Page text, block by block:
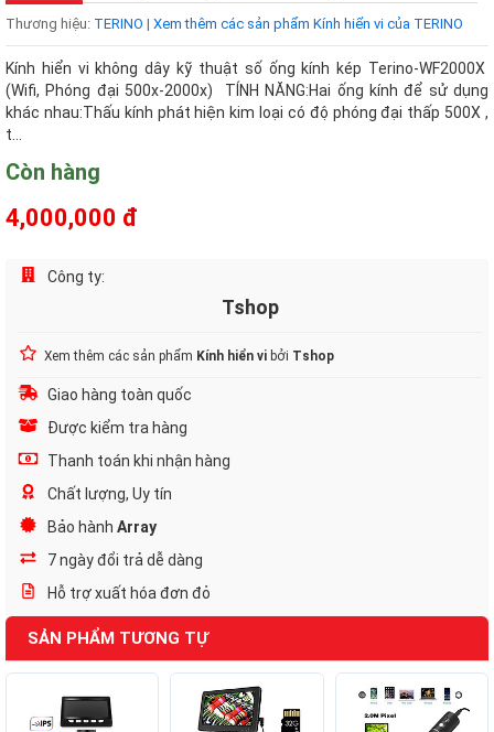
Thương hiệu: TERINO | Xem thêm các sản phẩm Kính hiển vi của TERINO
Kính hiển vi không dây kỹ thuật số ống kính kép Terino-WF2000X
(Wifi, Phóng đại 500x-2000x) TÍNH NĂNG:Hai ống kính để sử dụng
khác nhau:Thấu kính phát hiện kim loại có độ phóng đại thấp 500X ,
t...
Còn hàng
4,000,000 đ
Công ty:
Tshop
Xem thêm các sản phẩm Kính hiển vi bởi Tshop
Giao hàng toàn quốc
Được kiểm tra hàng
Thanh toán khi nhận hàng
Chất lượng, Uy tín
Bảo hành Array
7 ngày đổi trả dễ dàng
Hỗ trợ xuất hóa đơn đỏ
SẢN PHẨM TƯƠNG TỰ